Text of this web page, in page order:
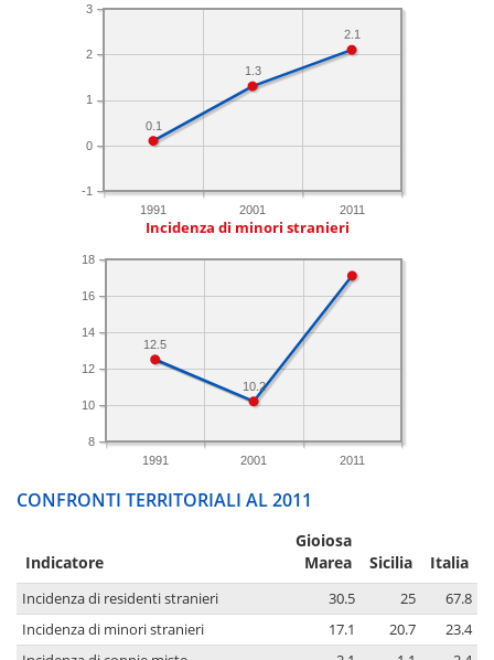
1991 2001 2011
-1
0
1
2
3
2.1
1.3
0.1
Incidenza di minori stranieri
1991 2001 2011
8
10
12
14
16
18
10.2
12.5
CONFRONTI TERRITORIALI AL 2011
Indicatore
Gioiosa
Marea
Sicilia Italia
Incidenza di residenti stranieri 30.5 25
67.8
Incidenza di minori stranieri
17.1 20.7
23.4